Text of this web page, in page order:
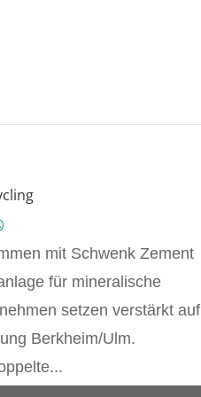
mit Schwenk Zement
für mineralische
setzen verstärkt auf
Berkheim/Ulm.